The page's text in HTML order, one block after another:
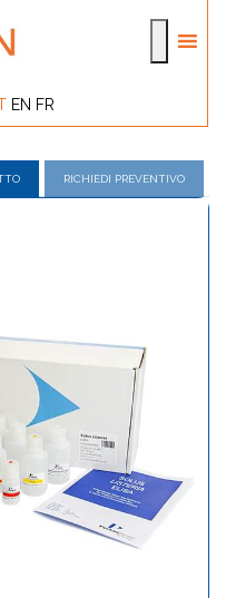
EN FR
RICHIEDI PREVENTIVO